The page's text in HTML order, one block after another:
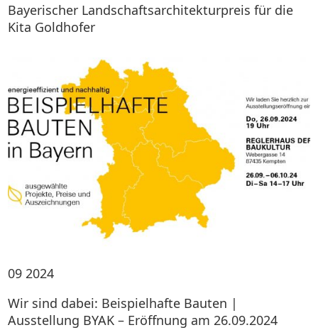
Bayerischer Landschaftsarchitekturpreis für die
Kita Goldhofer
09 2024
Wir sind dabei: Beispielhafte Bauten |
Ausstellung BYAK – Eröffnung am 26.09.2024